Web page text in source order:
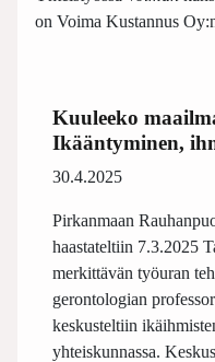
on Voima Kustannus
Kuuleeko
Ikääntyminen,
30.4.2025
Pirkanmaan
haastateltiin 7.3.2025
merkittävän työuran
gerontologian
keskusteltiin
yhteiskunnassa.